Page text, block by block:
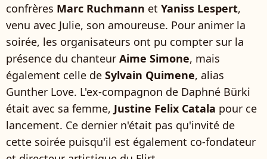
confrères Marc Ruchmann et Yaniss Lespert,
venu avec Julie, son amoureuse. Pour animer la
soirée, les organisateurs ont pu compter sur la
présence du chanteur Aime Simone, mais
également celle de Sylvain Quimene, alias
Gunther Love. L'ex-compagnon de Daphné Bürki
était avec sa femme, Justine Felix Catala pour ce
lancement. Ce dernier n'était pas qu'invité de
cette soirée puisqu'il est également co-fondateur